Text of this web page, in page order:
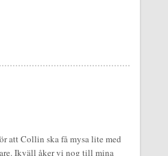
att Collin ska få mysa lite med
Ikväll åker vi nog till mina